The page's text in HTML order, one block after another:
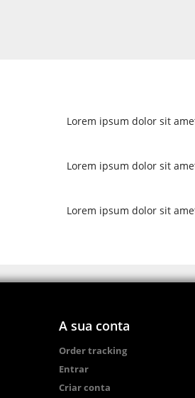
Lorem ipsum dolor sit
Lorem ipsum dolor sit
Lorem ipsum dolor sit
A sua conta
Order tracking
Entrar
Criar conta